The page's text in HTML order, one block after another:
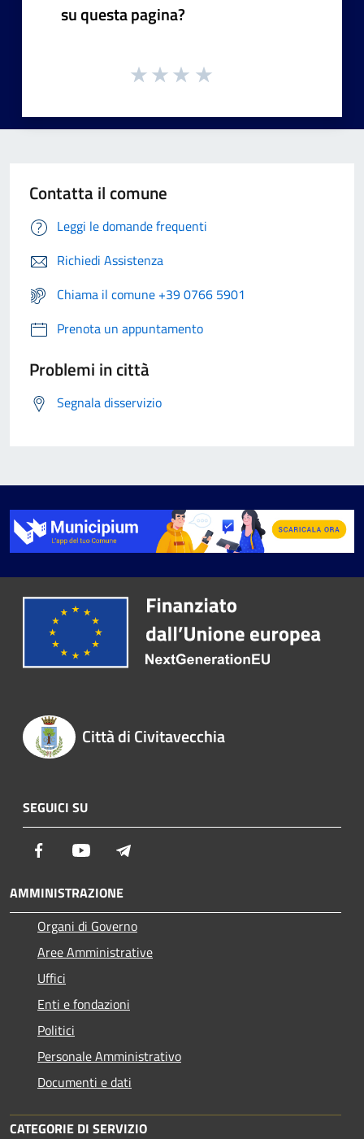
su questa pagina?
Contatta il comune
Leggi le domande frequenti
Richiedi Assistenza
Chiama il comune +39 0766 5901
Prenota un appuntamento
Problemi in città
Segnala disservizio
Città di Civitavecchia
SEGUICI SU
Facebook Youtube
AMMINISTRAZIONE
Organi di Governo
Aree Amministrative
Uffici
Enti e fondazioni
Politici
Personale Amministrativo
Documenti e dati
CATEGORIE DI SERVIZIO